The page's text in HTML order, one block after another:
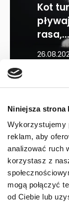
Niniejsza strona
Wykorzystujemy
reklam, aby
analizować ruch
korzystasz z
mogą połączyć
od Ciebie lub
Kot
rasa,...
O kotach
Kot